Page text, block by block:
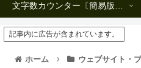
文字数カウンター〔簡易版複数行タイプ〕
記事内に広告が含まれています。
ホーム ウェブサイト・